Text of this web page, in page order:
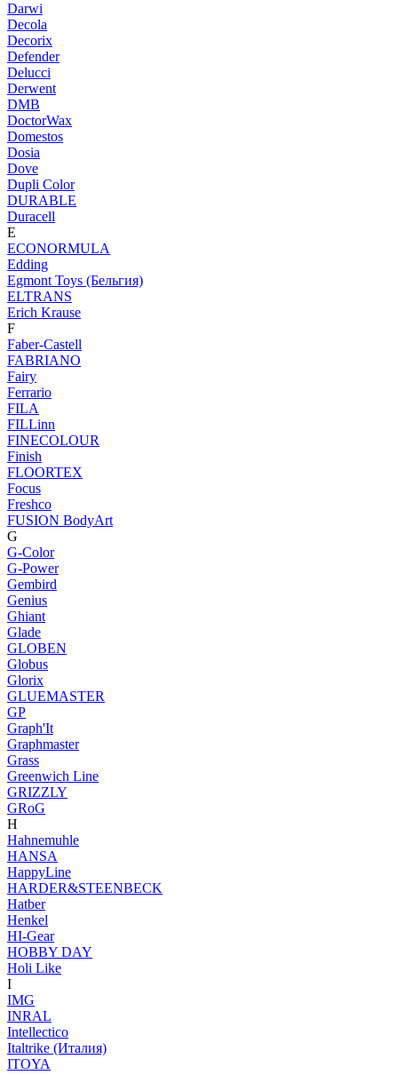
Darwi
Decola
Decorix
Defender
Delucci
Derwent
DMB
DoctorWax
Domestos
Dosia
Dove
Dupli Color
DURABLE
Duracell
E
ECONORMULA
Edding
Egmont Toys (Бельгия)
ELTRANS
Erich Krause
F
Faber-Castell
FABRIANO
Fairy
Ferrario
FILA
FILLinn
FINECOLOUR
Finish
FLOORTEX
Focus
Freshco
FUSION BodyArt
G
G-Color
G-Power
Gembird
Genius
Ghiant
Glade
GLOBEN
Globus
Glorix
GLUEMASTER
GP
Graph'It
Graphmaster
Grass
Greenwich Line
GRIZZLY
GRoG
H
Hahnemuhle
HANSA
HappyLine
HARDER&STEENBECK
Hatber
Henkel
HI-Gear
HOBBY DAY
Holi Like
I
IMG
INRAL
Intellectico
Italtrike (Италия)
ITOYA